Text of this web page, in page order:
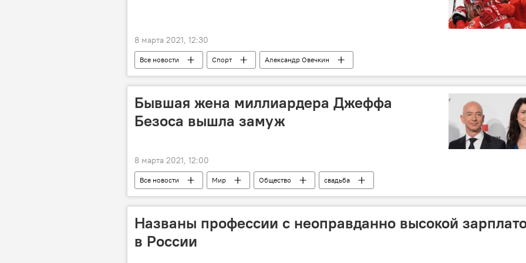
8 марта 2021, 12:30
Все новости Спорт Александр Овечкин
Бывшая жена миллиардера Джеффа
Безоса вышла замуж
8 марта 2021, 12:00
Все новости Мир Общество свадьба
Названы профессии с неоправданно высокой
в России